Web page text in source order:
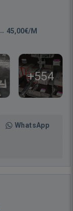
45,00€/M
+554
WhatsApp